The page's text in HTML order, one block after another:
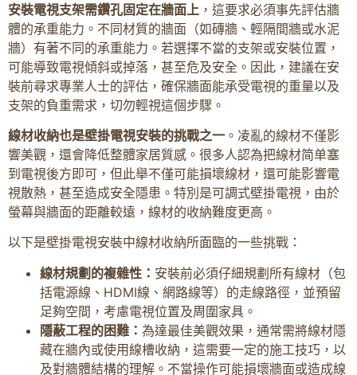
安裝電視支架需鑽孔固定在牆面上 ，這要求必須事先評估牆
體的承重能力。不同材質的牆面（如磚牆、輕隔間牆或水泥
牆）有著不同的承重能力。若選擇不當的支架或安裝位置，
可能導致電視傾斜或掉落，甚至危及安全。因此，建議在安
裝前尋求專業人士的評估，確保牆面能承受電視的重量以及
支架的負重需求，切勿輕視這個步驟。
線材收納也是壁掛電視安裝的挑戰之一 。凌亂的線材不僅影
響美觀，還會降低整體家居質感。很多人認為把線材简单塞
到電視後方即可，但此舉不僅可能損壞線材，還可能影響電
視散熱，甚至造成安全隱患。特別是可調式壁掛電視，由於
螢幕與牆面的距離較遠，線材的收納難度更高。
以下是壁掛電視安裝中線材收納所面臨的一些挑戰：
線材規劃的複雜性： 安裝前必須仔細規劃所有線材（包
括電源線、HDMI線、網路線等）的走線路徑，並預留
足夠空間，考慮電視位置及周圍家具。
隱蔽工程的困難： 為達最佳美觀效果，通常需將線材隱
藏在牆內或使用線槽收納，這需要一定的施工技巧，以
及對牆體結構的理解。不當操作可能損壞牆面或造成線